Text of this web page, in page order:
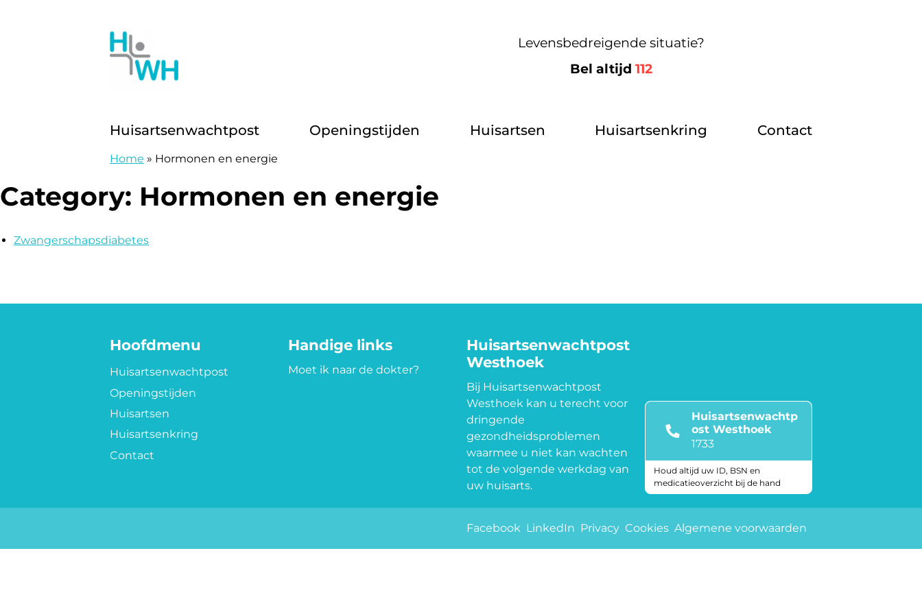
Levensbedreigende situatie?
Bel altijd112
Huisartsenwachtpost Openingstijden Huisartsen Huisartsenkring Contact
Home » Hormonen en energie
Category: Hormonen en energie
Zwangerschapsdiabetes
Hoofdmenu
Huisartsenwachtpost
Openingstijden
Huisartsen
Huisartsenkring
Contact
Handige links
Moet ik naar de dokter?
Huisartsenwachtpost
Westhoek
Bij Huisartsenwachtpost
Westhoek kan u terecht voor
dringende
gezondheidsproblemen
waarmee u niet kan wachten
tot de volgende werkdag van
uw huisarts.
Huisartsenwachtp
ost Westhoek
1733
Houd altijd uw ID, BSN en
medicatieoverzicht bij de hand
Facebook LinkedIn Privacy Cookies Algemene voorwaarden